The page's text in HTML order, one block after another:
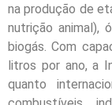
na produção de
nutrição animal),
biogás. Com
litros por ano, a
quanto